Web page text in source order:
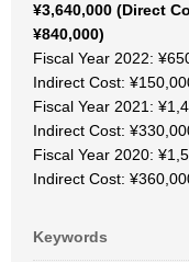
¥3,640,000 (Direct
¥840,000)
Fiscal Year 2022:
Indirect Cost:
Fiscal Year 2021:
Indirect Cost:
Fiscal Year 2020:
Indirect Cost:
Keywords